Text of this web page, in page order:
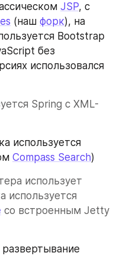
JSP, с
(наш форк), на
Bootstrap
без
Spring с XML-
Compass Search)
использует
со встроенным Jetty